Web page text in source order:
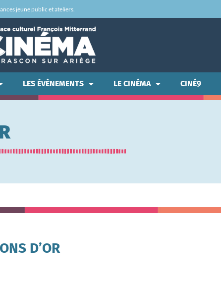
jeune public et ateliers.
LES ÉVÈNEMENTS LE CINÉMA CINÉ9
D’OR